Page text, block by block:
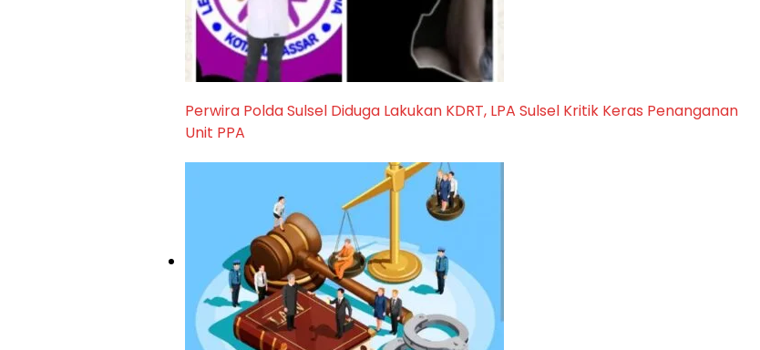
Perwira Polda Sulsel Diduga Lakukan KDRT, LPA Sulsel Kritik Keras Penanganan
Unit PPA